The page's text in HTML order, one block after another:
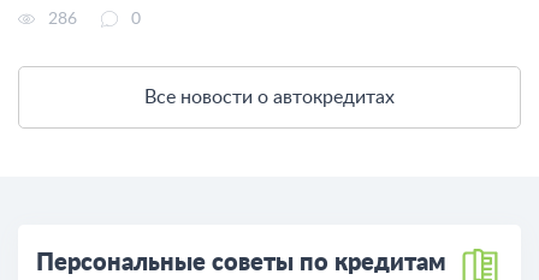
286 0
Все новости о автокредитах
Персональные советы по кредитам